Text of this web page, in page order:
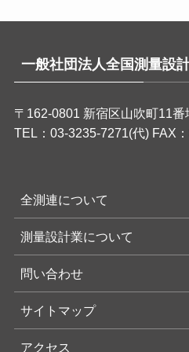
一般社団法人全国測量設
〒162-0801 新宿区山吹町11
TEL：03-3235-7271(代) FAX
全測連について
測量設計業について
問い合わせ
サイトマップ
アクセス